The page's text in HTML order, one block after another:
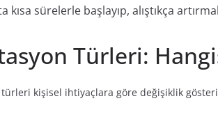
kısa sürelerle başlayıp, alıştıkça
Türleri:
kişisel ihtiyaçlara göre değişiklik